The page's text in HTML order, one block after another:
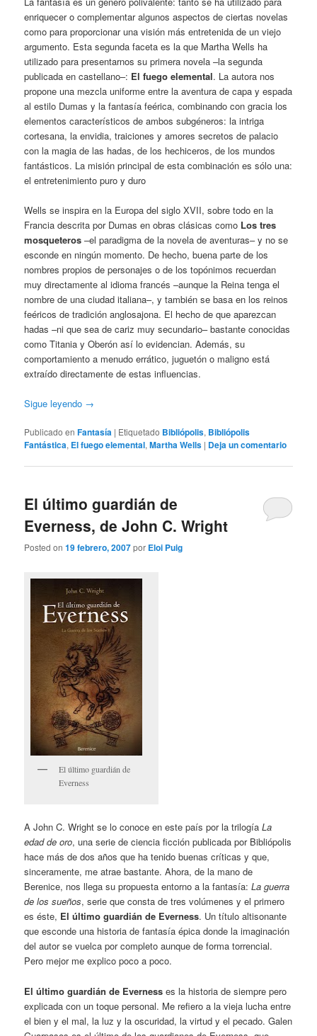
enriquecer o complementar algunos aspectos de ciertas novelas
como para proporcionar una visión más entretenida de un viejo
argumento. Esta segunda faceta es la que Martha Wells ha
utilizado para presentarnos su primera novela –la segunda
publicada en castellano–: El fuego elemental. La autora nos
propone una mezcla uniforme entre la aventura de capa y espada
al estilo Dumas y la fantasía feérica, combinando con gracia los
elementos característicos de ambos subgéneros: la intriga
cortesana, la envidia, traiciones y amores secretos de palacio
con la magia de las hadas, de los hechiceros, de los mundos
fantásticos. La misión principal de esta combinación es sólo una:
el entretenimiento puro y duro
Wells se inspira en la Europa del siglo XVII, sobre todo en la
Francia descrita por Dumas en obras clásicas como Los tres
mosqueteros –el paradigma de la novela de aventuras– y no se
esconde en ningún momento. De hecho, buena parte de los
nombres propios de personajes o de los topónimos recuerdan
muy directamente al idioma francés –aunque la Reina tenga el
nombre de una ciudad italiana–, y también se basa en los reinos
feéricos de tradición anglosajona. El hecho de que aparezcan
hadas –ni que sea de cariz muy secundario– bastante conocidas
como Titania y Oberón así lo evidencian. Además, su
comportamiento a menudo errático, juguetón o maligno está
extraído directamente de estas influencias.
Sigue leyendo →
Publicado en Fantasía | Etiquetado Bibliópolis, Bibliópolis
Fantástica, El fuego elemental,Martha Wells | Deja un comentario
El último guardián de
Everness, de John C. Wright
Posted on19 febrero, 2007por Eloi Puig
El último guardián de
Everness
A John C. Wright se lo conoce en este país por la trilogíaLa
edadde oro, una serie de ciencia ficción publicada por Bibliópolis
hace más de dos años que ha tenido buenas críticas y que,
sinceramente, me atrae bastante. Ahora, de la mano de
Berenice, nos llega su propuesta entorno a la fantasía:La guerra
de los sueños, serie que consta de tres volúmenes y el primero
es éste, El último guardián de Everness. Un título altisonante
que esconde una historia de fantasía épica donde la imaginación
del autor se vuelca por completo aunque de forma torrencial.
Pero mejor me explico poco a poco.
El último guardián de Everness es la historia de siempre pero
explicada con un toque personal. Me refiero a la vieja lucha entre
el bien y el mal, la luz y la oscuridad, la virtud y el pecado. Galen